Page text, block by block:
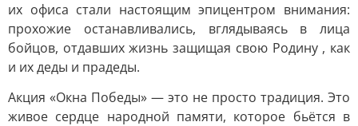
их офиса стали настоящим эпицентром внимания:
прохожие останавливались, вглядываясь в лица
бойцов, отдавших жизнь защищая свою Родину , как
и их деды и прадеды.
Акция «Окна Победы» — это не просто традиция. Это
живое сердце народной памяти, которое бьётся в